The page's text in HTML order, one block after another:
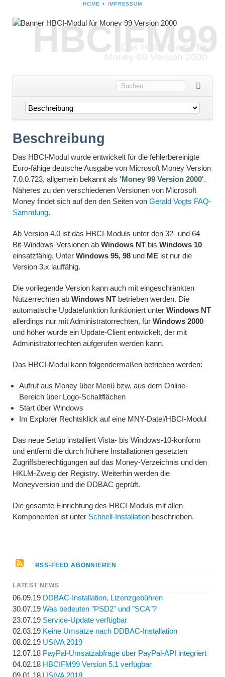
NAVIGATION
HOME IMPRESSUM
HBCIFM99
Das HBCI-Modul für
Money 99 Version 2000
Navigation
überspringen
Beschreibung
Das HBCI-Modul wurde entwickelt für die fehlerbereinigte
Euro-fähige deutsche Ausgabe von Microsoft Money Version
7.0.0.723, allgemein bekannt als 'Money 99 Version 2000'.
Näheres zu den verschiedenen Versionen von Microsoft
Money findet sich auf den den Seiten von Gerald Vogts FAQ-
Sammlung.
Ab Version 4.0 ist das HBCI-Moduls unter den 32- und 64
Bit-Windows-Versionen ab Windows NTbis Windows 10
einsatzfähig. Unter Windows 95, 98 undMEist nur die
Version 3.x lauffähig.
Die vorliegende Version kann auch mit eingeschränkten
Nutzerrechten ab Windows NTbetrieben werden. Die
automatische Updatefunktion funktioniert unter Windows NT
allerdings nur mit Administratorrechten, für Windows 2000
und höher wurde ein Update-Client entwickelt, der mit
Administratorrechten aufgerufen werden kann.
Das HBCI-Modul kann folgendermaßen betrieben werden:
Aufruf aus Money über Menü bzw. aus dem Online-
Bereich über Logo-Schaltflächen
Start über Windows
Im Explorer Rechtsklick auf eine MNY-Datei/HBCI-Modul
Das neue Setup installiert Vista- bis Windows-10-konform
und entfernt die durch frühere Installationen gesetzten
Zugriffsberechtigungen auf das Money-Verzeichnis und den
HKLM-Zweig der Registry. Weiterhin werden die
Moneyversion und die DDBAC geprüft.
Die gesamte Einrichtung des HBCI-Moduls mit allen
Komponenten ist unter Schnell-Installationbeschrieben.
RSS-FEED ABONNIEREN
LATEST NEWS
06.09.19 DDBAC-Installation, Lizenzgebühren
30.07.19 Was bedeuten "PSD2" und "SCA"?
23.07.19 Service-Update verfügbar
02.03.19 Keine Umsätze nach DDBAC-Installation
08.02.19 UStVA 2019
12.07.18 PayPal-Umsatzabfrage über PayPal-API integriert
04.02.18 HBCIFM99 Version 5.1 verfügbar
09.01.18 UStVA 2018